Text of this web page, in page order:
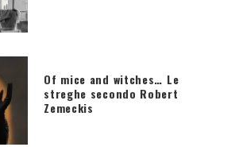
Of mice and witches… Le
streghe secondo Robert
Zemeckis